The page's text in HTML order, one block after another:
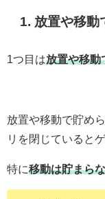
1. 放置や移動
1つ目は放置や移動
放置や移動で貯め
リを閉じていると
特に移動は貯まら